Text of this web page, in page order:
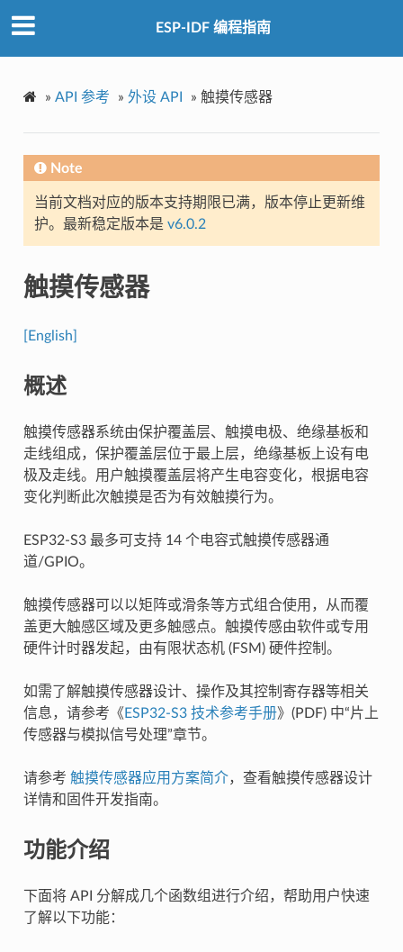
ESP-IDF 编程指南
» API 参考 » 外设 API » 触摸传感器
Note
当前文档对应的版本支持期限已满，版本停止更新维
护。最新稳定版本是 v6.0.2
触摸传感器
[English]
概述
触摸传感器系统由保护覆盖层、触摸电极、绝缘基板和
走线组成，保护覆盖层位于最上层，绝缘基板上设有电
极及走线。用户触摸覆盖层将产生电容变化，根据电容
变化判断此次触摸是否为有效触摸行为。
ESP32-S3 最多可支持 14 个电容式触摸传感器通
道/GPIO。
触摸传感器可以以矩阵或滑条等方式组合使用，从而覆
盖更大触感区域及更多触感点。触摸传感由软件或专用
硬件计时器发起，由有限状态机 (FSM) 硬件控制。
如需了解触摸传感器设计、操作及其控制寄存器等相关
信息，请参考《 ESP32-S3 技术参考手册》(PDF) 中“片上
传感器与模拟信号处理”章节。
请参考 触摸传感器应用方案简介，查看触摸传感器设计
详情和固件开发指南。
功能介绍
下面将 API 分解成几个函数组进行介绍，帮助用户快速
了解以下功能：